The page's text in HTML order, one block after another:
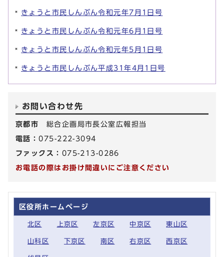
きょうと市民しんぶん令和元年7月1日号
きょうと市民しんぶん令和元年6月1日号
きょうと市民しんぶん令和元年5月1日号
きょうと市民しんぶん平成31年4月1日号
お問い合わせ先
京都市 総合企画局市長公室広報担当
電話：075-222-3094
ファックス： 075-213-0286
お電話の際はお掛け間違いにご注意ください
区役所ホームページ
北区 上京区 左京区 中京区 東山区
山科区 下京区 南区 右京区 西京区